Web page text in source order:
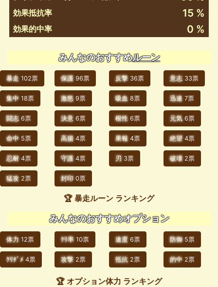
効果抵抗率 15 %
効果的中率 0 %
みんなのおすすめルーン
暴走 102票 保護 96票 反撃 36票 意志 33票
集中 18票 激怒 9票 吸血 8票 迅速 7票
闘志 6票 決意 6票 根性 6票 元気 6票
命中 5票 高揚 4票 果報 4票 絶望 4票
忍耐 4票 守護 4票 刃 3票 破壊 2票
猛攻 2票 封印 0票
🏆 暴走ルーン ランキング
みんなのおすすめオプション
体力 12票 ｸﾘ率 10票 速度 6票 防御 5票
ｸﾘﾀﾞﾒ 4票 攻撃 2票 抵抗 2票 的中 2票
🏆 オプション体力 ランキング